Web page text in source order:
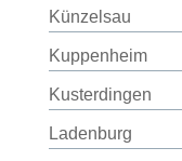
Künzelsau
Kuppenheim
Kusterdingen
Ladenburg